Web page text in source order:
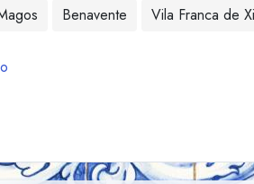
Benavente Vila Franca de